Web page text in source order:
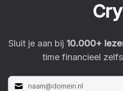
rypt
Sluit je aan bij 10.000+
time financieel